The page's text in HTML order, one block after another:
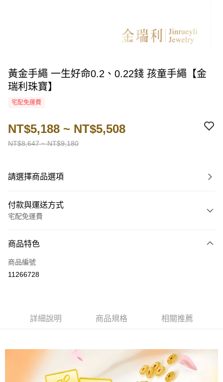
黃金手繩 一生好命0.2、0.22錢 孩童手繩【金
瑞利珠寶】
宅配免運費
NT$8,647 ~ NT$9,180
NT$5,188 ~ NT$5,508
請選擇商品選項
付款與運送方式
宅配免運費
信用卡一次付款
LINE Pay
ATM付款
運送方式
商品特色
商品編號
11266728
詳細說明 商品規格 相關推薦